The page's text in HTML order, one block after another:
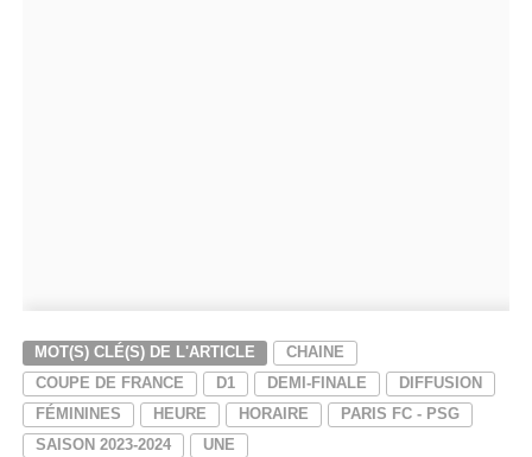
MOT(S) CLÉ(S) DE L'ARTICLE
CHAINE
COUPE DE FRANCE
D1 DEMI-FINALE
DIFFUSION
FÉMININES
HEURE HORAIRE
PARIS FC - PSG
SAISON 2023-2024
UNE